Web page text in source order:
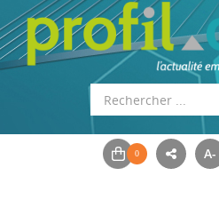
A-
Appels à projets